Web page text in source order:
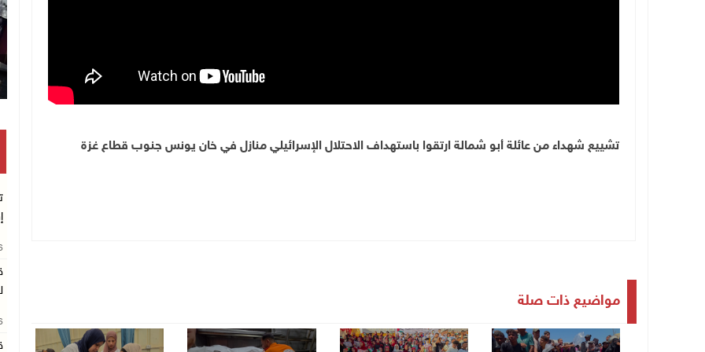
تشييع شهداء من عائلة أبو شمالة ارتقوا باستهداف الاحتلال الإسرائيلي منازل في خان يونس جنوب قطاع غزة
مواضيع ذات صلة